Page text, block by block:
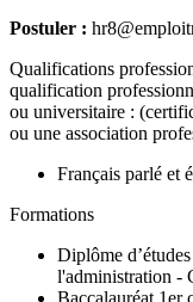
Postuler :
Qualifications
qualification
ou universitaire :
ou une association
Français parlé et
Formations
Diplôme
l'administration -
Baccalauréat 1er